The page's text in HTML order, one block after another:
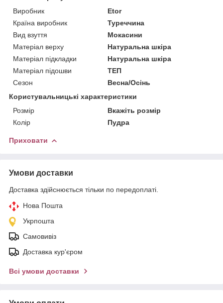
Виробник
Etor
Країна виробник
Туреччина
Вид взуття
Мокасини
Матеріал верху
Натуральна шкіра
Матеріал підкладки
Натуральна шкіра
Матеріал підошви
ТЕП
Сезон
Весна/Осінь
Користувальницькі характеристики
Розмір
Вкажіть розмір
Колір
Пудра
Приховати
Умови доставки
Доставка здійснюється тільки по передоплаті.
Нова Пошта
Укрпошта
Самовивіз
Доставка кур'єром
Всі умови доставки